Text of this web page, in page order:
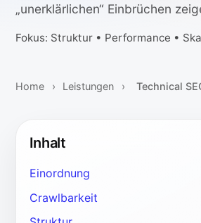
„unerklärlichen“ Einbrüchen
Fokus: Struktur • Performance •
Home › Leistungen › Technical
Inhalt
Einordnung
Crawlbarkeit